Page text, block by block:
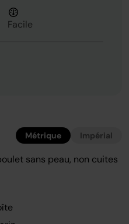
Facile
Métrique Impérial
sans peau, non cuites